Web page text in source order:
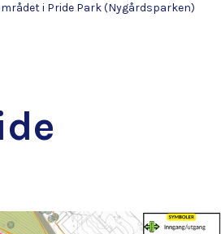
i Pride Park (Nygårdsparken)